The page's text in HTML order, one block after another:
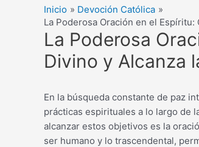
Inicio
Devoción Católica
La Poderosa Oración en el
La Poderosa
Divino y Alcanza
En la búsqueda constante de paz
prácticas espirituales a lo largo de
alcanzar estos objetivos es la
ser humano y lo trascendental,